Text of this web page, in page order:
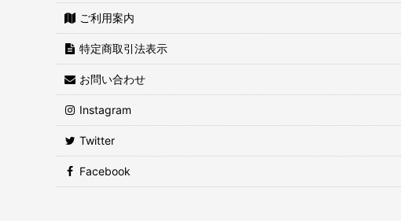
ご利用案内
特定商取引法表示
お問い合わせ
Instagram
Twitter
Facebook